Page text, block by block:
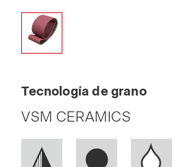
Tecnología de grano
VSM CERAMICS